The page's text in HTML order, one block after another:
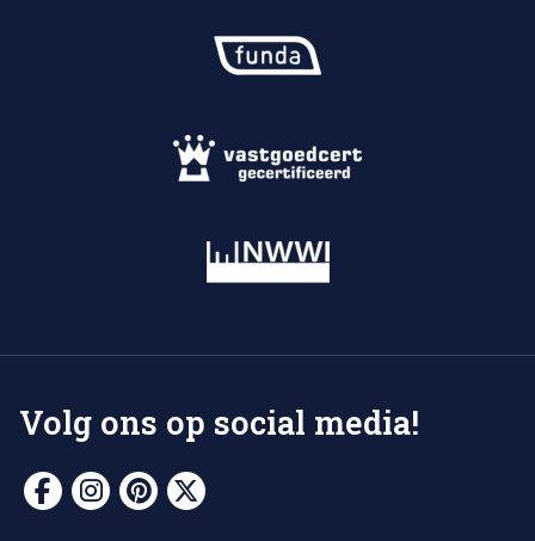
Volg ons op social media!